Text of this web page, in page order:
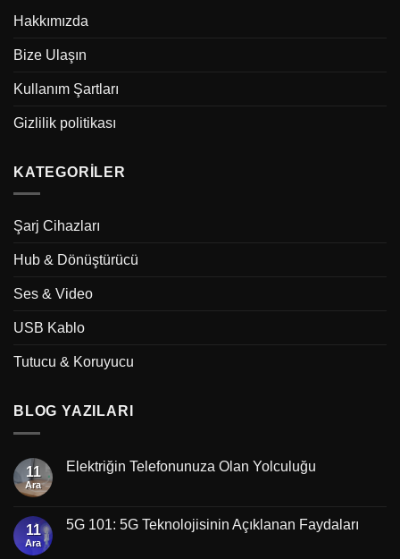
Hakkımızda
Bize Ulaşın
Kullanım Şartları
Gizlilik politikası
KATEGORILER
Şarj Cihazları
Hub & Dönüştürücü
Ses & Video
USB Kablo
Tutucu & Koruyucu
BLOG YAZILARI
11
Ara
Elektriğin Telefonunuza Olan Yolculuğu
11
Ara
5G 101: 5G Teknolojisinin Açıklanan Faydaları